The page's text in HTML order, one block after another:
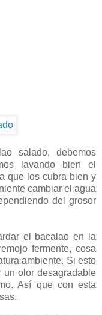
salado, debemos
lavando bien el
que los cubra bien y
cambiar el agua
del grosor
el bacalao en la
fermente, cosa
ambiente. Si esto
un olor desagradable
Así que con esta